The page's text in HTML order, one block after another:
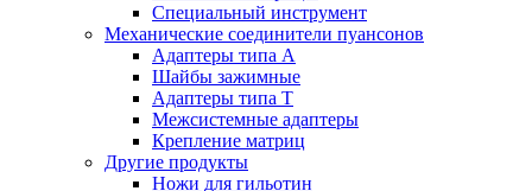
Специальный инструмент
Механические соединители пуансонов
Адаптеры типа A
Шайбы зажимные
Адаптеры типа T
Межсистемные адаптеры
Крепление матриц
Другие продукты
Ножи для гильотин